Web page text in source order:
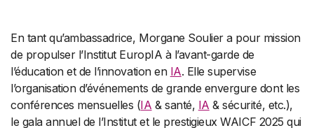
En tant qu’ambassadrice, Morgane Soulier a pour mission
de propulser l’Institut EuropIA à l’avant-garde de
l’éducation et de l’innovation en IA. Elle supervise
l’organisation d’événements de grande envergure dont les
conférences mensuelles (IA & santé, IA & sécurité, etc.),
le gala annuel de l’Institut et le prestigieux WAICF 2025 qui